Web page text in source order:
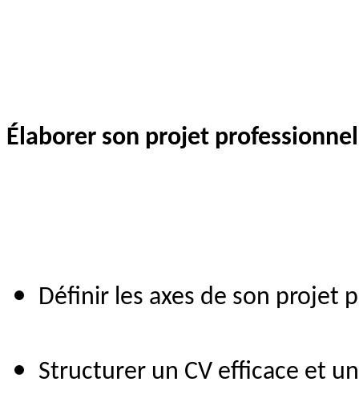
Élaborer son projet
Définir les axes de son projet
Structurer un CV efficace et